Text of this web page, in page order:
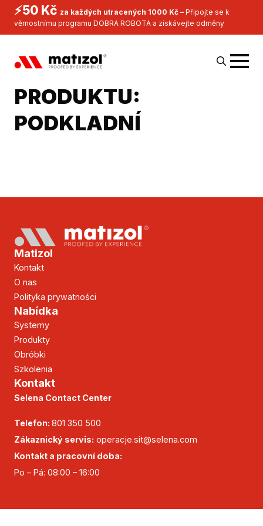
⚡50 Kč za každých utracených 1000 Kč – Připojte se k
věrnostnímu programu DOBRA ROBOTA a získávejte odměny
KATEGORIA
PRODUKTU:
PODKLADNÍ
Matizol
Kontakt
O nas
Polityka prywatności
Nabídka
Systemy
Produkty
Obróbki
Szkolenia
Kontakt
Selena Contact Center
Telefon: 801 350 500
Zákaznický servis: operacje.sit@selena.com
Kontakt a pracovní doba:
Po – Pá: 08:00 – 16:00